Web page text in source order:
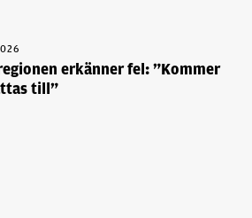
erkänner fel: ”Kommer
till”